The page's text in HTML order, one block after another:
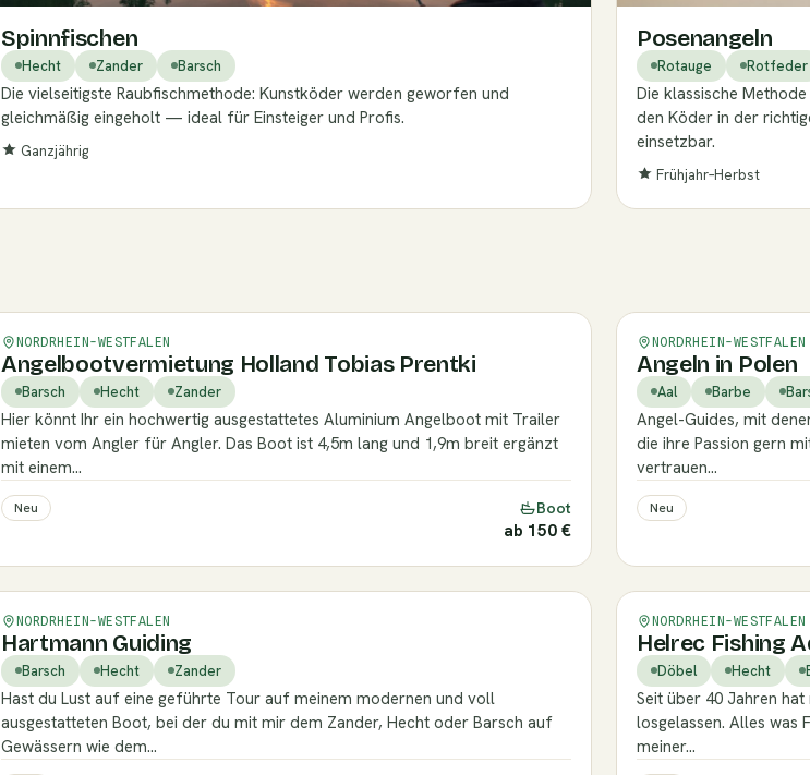
Spinnfischen
Hecht Zander Barsch
Die vielseitigste Raubfischmethode: Kunstköder werden geworfen und
gleichmäßig eingeholt — ideal für Einsteiger und Profis.
Ganzjährig
Posenangeln
Rotauge Rotfeder
Die klassische
den Köder in der
einsetzbar.
Frühjahr–Herbst
NORDRHEIN-WESTFALEN
Angelbootvermietung Holland Tobias Prentki
Barsch Hecht Zander
Hier könnt Ihr ein hochwertig ausgestattetes Aluminium Angelboot mit Trailer
mieten vom Angler für Angler. Das Boot ist 4,5m lang und 1,9m breit ergänzt
mit einem…
Neu Boot
ab 150 €
NORDRHEIN-WESTFALEN
Angeln in Polen
Aal Barbe
Angel-Guides, mit
die ihre Passion gern
vertrauen…
Neu
NORDRHEIN-WESTFALEN
Hartmann Guiding
Barsch Hecht Zander
Hast du Lust auf eine geführte Tour auf meinem modernen und voll
ausgestatteten Boot, bei der du mit mir dem Zander, Hecht oder Barsch auf
Gewässern wie dem…
NORDRHEIN-WESTFALEN
Helrec Fishing
Döbel Hecht
Seit über 40 Jahren
losgelassen. Alles was
meiner…